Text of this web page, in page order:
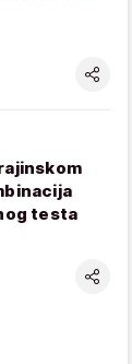
testa